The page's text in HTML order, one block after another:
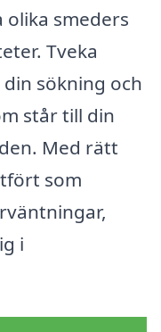
smeders
Tveka
sökning och
står till din
Med rätt
som
i